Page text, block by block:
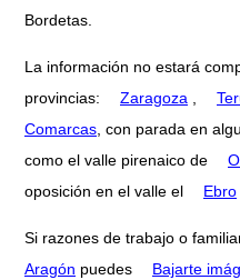
Bordetas.
La información no estará
provincias:
Zaragoza ,
Comarcas, con parada en
como el valle pirenaico de
oposición en el valle el
Ebro
Si razones de trabajo o
Aragón puedes
Bajarte